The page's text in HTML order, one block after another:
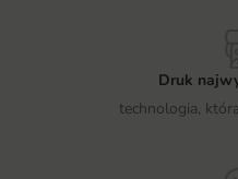
Druk
technologia,